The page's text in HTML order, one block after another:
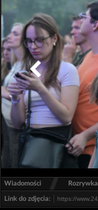
Wiadomości / Rozrywka
Link do zdjęcia: